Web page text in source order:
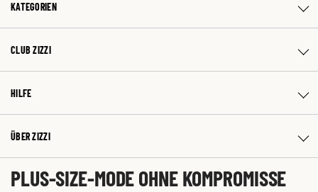
KATEGORIEN
CLUB ZIZZI
HILFE
ÜBER ZIZZI
PLUS-SIZE-MODE OHNE KOMPROMISSE